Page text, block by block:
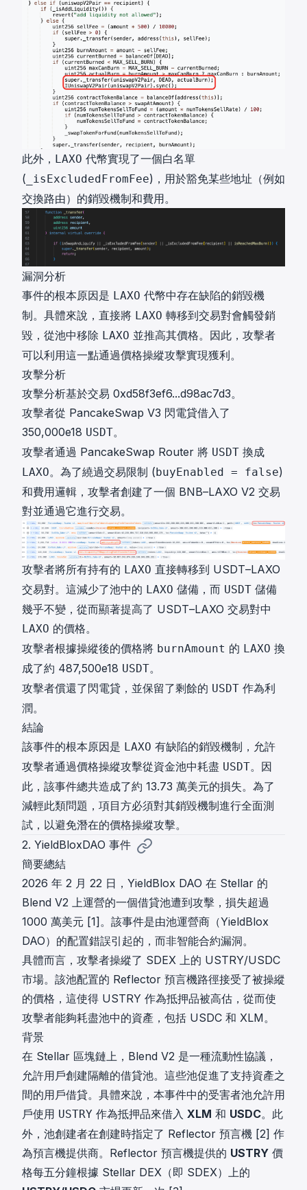
此外， LAXO 代幣實現了一個白名單
( _isExcludedFromFee)，用於豁免某些地址（例如
交換路由）的銷毀機制和費用。
漏洞分析
事件的根本原因是 LAXO 代幣中存在缺陷的銷毀機
制。具體來說，直接將 LAXO 轉移到交易對會觸發銷
毀，從池中移除 LAXO 並推高其價格。因此，攻擊者
可以利用這一點通過價格操縱攻擊實現獲利。
攻擊分析
攻擊分析基於交易 0xd58f3ef6...d98ac7d3。
攻擊者從 PancakeSwap V3 閃電貸借入了
350,000e18 USDT。
攻擊者通過 PancakeSwap Router 將 USDT 換成
LAXO。為了繞過交易限制 (buyEnabled = false)
和費用邏輯，攻擊者創建了一個 BNB–LAXO V2 交易
對並通過它進行交易。
攻擊者將所有持有的 LAXO 直接轉移到 USDT–LAXO
交易對。這減少了池中的 LAXO 儲備，而 USDT 儲備
幾乎不變，從而顯著提高了 USDT–LAXO 交易對中
LAXO 的價格。
攻擊者根據操縱後的價格將 burnAmount 的 LAXO 換
成了約 487,500e18 USDT。
攻擊者償還了閃電貸，並保留了剩餘的 USDT 作為利
潤。
結論
該事件的根本原因是 LAXO 有缺陷的銷毀機制，允許
攻擊者通過價格操縱攻擊從資金池中耗盡 USDT。因
此，該事件總共造成了約 13.73 萬美元的損失。為了
減輕此類問題，項目方必須對其銷毀機制進行全面測
試，以避免潛在的價格操縱攻擊。
2. YieldBloxDAO 事件
簡要總結
2026 年 2 月 22 日，YieldBlox DAO 在 Stellar 的
Blend V2 上運營的一個借貸池遭到攻擊，損失超過
1000 萬美元 [1]。該事件是由池運營商（YieldBlox
DAO）的配置錯誤引起的，而非智能合約漏洞。
具體而言，攻擊者操縱了 SDEX 上的 USTRY/USDC
市場。該池配置的 Reflector 預言機路徑接受了被操縱
的價格，這使得 USTRY 作為抵押品被高估，從而使
攻擊者能夠耗盡池中的資產，包括 USDC 和 XLM。
背景
在 Stellar 區塊鏈上，Blend V2 是一種流動性協議，
允許用戶創建隔離的借貸池。這些池促進了支持資產之
間的用戶借貸。具體來說，本事件中的受害者池允許用
戶使用 USTRY 作為抵押品來借入 XLM 和 USDC。此
外，池創建者在創建時指定了 Reflector 預言機 [2] 作
為預言機提供商。Reflector 預言機提供的 USTRY 價
格每五分鐘根據 Stellar DEX（即 SDEX）上的